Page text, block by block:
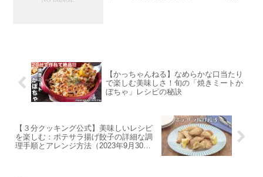
【かっちゃんねる】なめらかな口当たり
で楽しむ美味しさ！旬の「焼きミートか
ぼちゃ」レシピの秘訣
【３分クッキング公式】美味しいレシピ
を楽しむ：ポテサラ揚げ餃子の詳細な調
理手順とアレンジ方法（2023年9月30日